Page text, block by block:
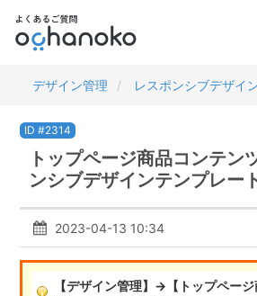
デザイン管理 レスポンシブデザイ
ID #2314
トップページ商品コンテン
ンシブデザインテンプレート
2023-04-13 10:34
【デザイン管理】→【トップペー